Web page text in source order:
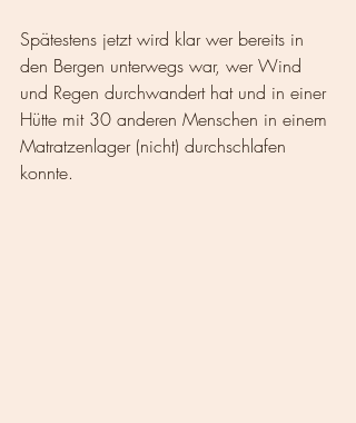
Spätestens jetzt wird klar wer bereits in
den Bergen unterwegs war, wer Wind
und Regen durchwandert hat und in einer
Hütte mit 30 anderen Menschen in einem
Matratzenlager (nicht) durchschlafen
konnte.